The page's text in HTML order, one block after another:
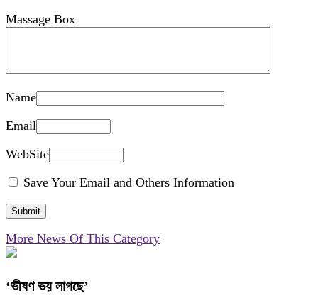
Massage Box
Name
Email
WebSite
Save Your Email and Others Information
More News Of This Category
‘ভীষণ ভয় লাগছে’